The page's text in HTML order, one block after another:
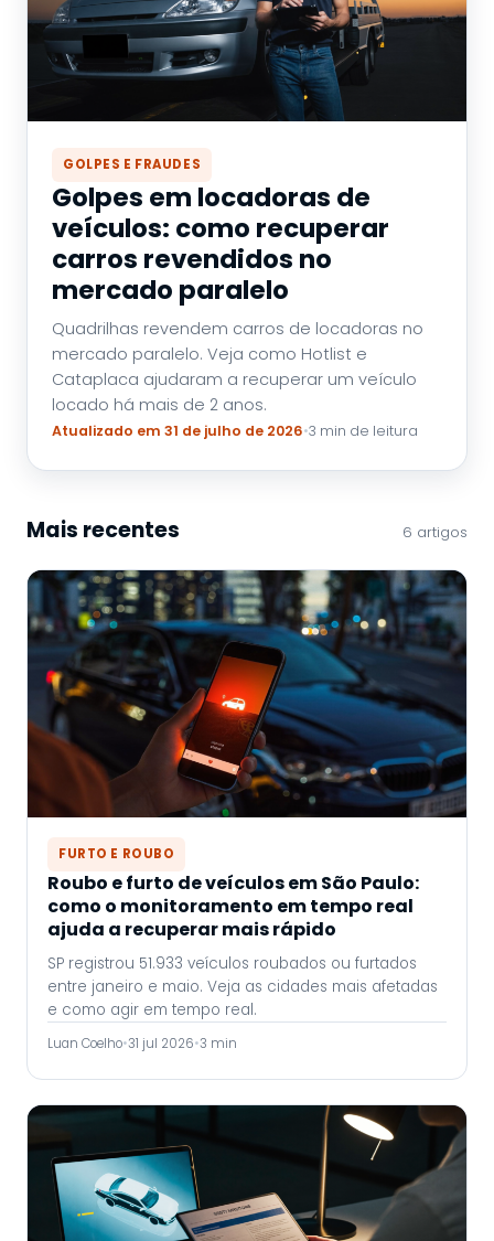
GOLPES E FRAUDES
Golpes em locadoras de
veículos: como recuperar
carros revendidos no
mercado paralelo
Quadrilhas revendem carros de locadoras no
mercado paralelo. Veja como Hotlist e
Cataplaca ajudaram a recuperar um veículo
locado há mais de 2 anos.
Atualizado em 31 de julho de 2026•3 min de leitura
Mais recentes 6 artigos
FURTO E ROUBO
Roubo e furto de veículos em São Paulo:
como o monitoramento em tempo real
ajuda a recuperar mais rápido
SP registrou 51.933 veículos roubados ou furtados
entre janeiro e maio. Veja as cidades mais afetadas
e como agir em tempo real.
Luan Coelho•31 jul 2026•3 min